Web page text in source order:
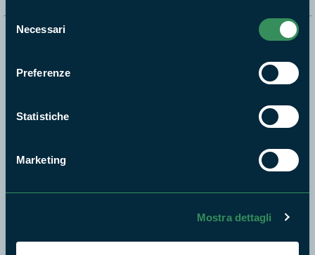
Selezione
delNecessari
Preferenze
Statistiche
Marketing
Mostra dettagli
Pubblicazioni